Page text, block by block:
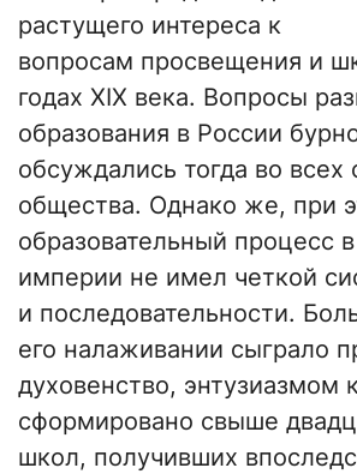
растущего интереса к
вопросам просвещения и
годах XIX века. Вопросы
образования в России
обсуждались тогда во всех
общества. Однако же, при
образовательный процесс
империи не имел четкой
и последовательности.
его налаживании сыграло
духовенство, энтузиазмом
сформировано свыше
школ, получивших